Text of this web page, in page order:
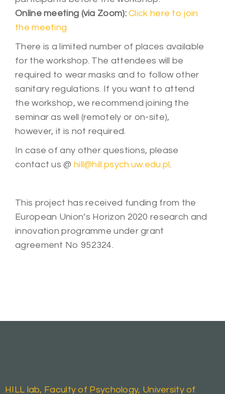
Online meeting (via Zoom): Click here to join
the meeting
There is a limited number of places available
for the workshop. The attendees will be
required to wear masks and to follow other
sanitary regulations. If you want to attend
the workshop, we recommend joining the
seminar as well (remotely or on-site),
however, it is not required.
In case of any other questions, please
contact us @ hill@hill.psych.uw.edu.pl.
This project has received funding from the
European Union’s Horizon 2020 research and
innovation programme under grant
agreement No 952324.
HILL lab, Faculty of Psychology, University of